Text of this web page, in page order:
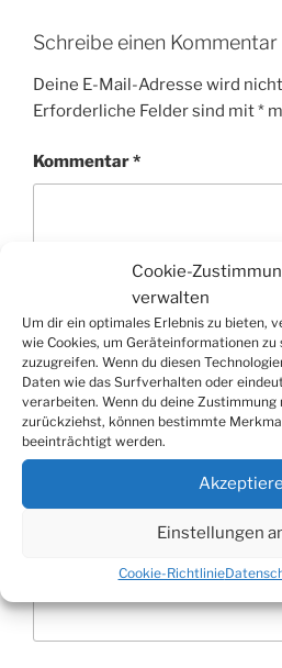
Cookie-
verwalten
Um dir ein optimales Erlebnis zu bieten,
wie Cookies, um Geräteinformationen
zuzugreifen. Wenn du diesen
Daten wie das Surfverhalten oder
verarbeiten. Wenn du deine
zurückziehst, können bestimmte
beeinträchtigt werden.
Einstellungen
Cookie-Richtlinie
Schreibe einen Kommentar
Deine E-Mail-Adresse wird
Erforderliche Felder sind mit*
Kommentar*
Name*
E-Mail-Adresse *